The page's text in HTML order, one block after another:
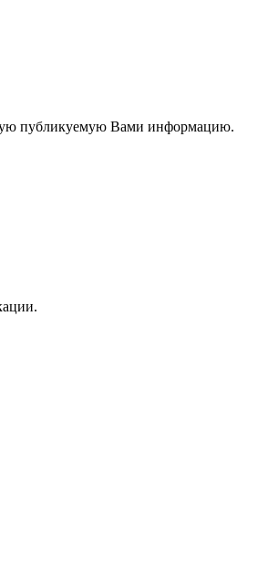
публикуемую Вами информацию.